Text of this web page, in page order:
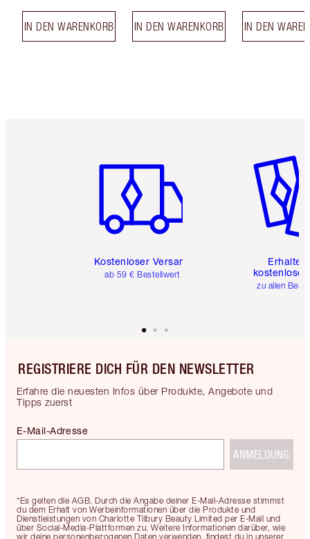
IN DEN WARENKORB IN DEN WARENKORB IN DEN
Kostenloser Versand
ab 59 € Bestellwert
Erhalte
kostenlose
zu allen
REGISTRIERE DICH FÜR DEN NEWSLETTER
Erfahre die neuesten Infos über Produkte, Angebote und
Tipps zuerst
*Es gelten die AGB. Durch die Angabe deiner E-Mail-Adresse stimmst
du dem Erhalt von Werbeinformationen über die Produkte und
Dienstleistungen von Charlotte Tilbury Beauty Limited per E-Mail und
über Social-Media-Plattformen zu. Weitere Informationen darüber, wie
wir deine personenbezogenen Daten verwenden, findest du in unserer
E-Mail-Adresse
ANMELDUNG